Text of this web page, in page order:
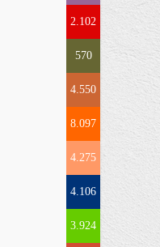
2.102
570
4.550
8.097
4.275
4.106
3.924